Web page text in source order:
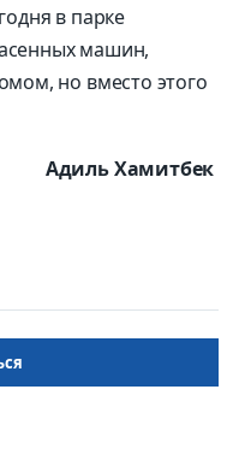
в парке
машин,
но вместо этого
Адиль Хамитбек